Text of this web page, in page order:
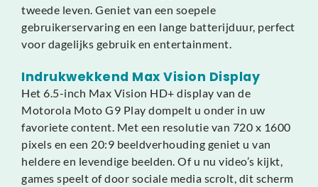
tweede leven. Geniet van een soepele
gebruikerservaring en een lange batterijduur, perfect
voor dagelijks gebruik en entertainment.
Indrukwekkend Max Vision Display
Het 6.5-inch Max Vision HD+ display van de
Motorola Moto G9 Play dompelt u onder in uw
favoriete content. Met een resolutie van 720 x 1600
pixels en een 20:9 beeldverhouding geniet u van
heldere en levendige beelden. Of u nu video’s kijkt,
games speelt of door sociale media scrolt, dit scherm